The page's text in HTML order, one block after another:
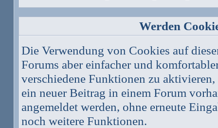
Werden
Die Verwendung von Cookies auf
Forums aber einfacher und
verschiedene Funktionen zu
ein neuer Beitrag in einem Forum
angemeldet werden, ohne erneute
noch weitere Funktionen.